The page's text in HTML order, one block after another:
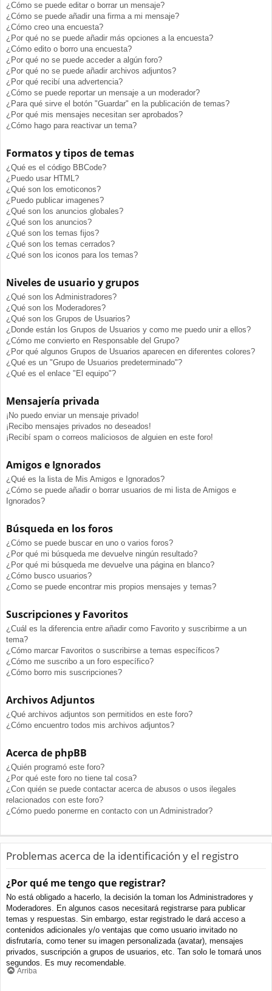
¿Cómo se puede editar o borrar un mensaje?
¿Cómo se puede añadir una firma a mi mensaje?
¿Cómo creo una encuesta?
¿Por qué no se puede añadir más opciones a la encuesta?
¿Cómo edito o borro una encuesta?
¿Por qué no se puede acceder a algún foro?
¿Por qué no se puede añadir archivos adjuntos?
¿Por qué recibí una advertencia?
¿Cómo se puede reportar un mensaje a un moderador?
¿Para qué sirve el botón "Guardar" en la publicación de temas?
¿Por qué mis mensajes necesitan ser aprobados?
¿Cómo hago para reactivar un tema?
Formatos y tipos de temas
¿Qué es el código BBCode?
¿Puedo usar HTML?
¿Qué son los emoticonos?
¿Puedo publicar imagenes?
¿Qué son los anuncios globales?
¿Qué son los anuncios?
¿Qué son los temas fijos?
¿Qué son los temas cerrados?
¿Qué son los iconos para los temas?
Niveles de usuario y grupos
¿Qué son los Administradores?
¿Qué son los Moderadores?
¿Qué son los Grupos de Usuarios?
¿Donde están los Grupos de Usuarios y como me puedo unir a ellos?
¿Cómo me convierto en Responsable del Grupo?
¿Por qué algunos Grupos de Usuarios aparecen en diferentes colores?
¿Qué es un "Grupo de Usuarios predeterminado"?
¿Qué es el enlace "El equipo"?
Mensajería privada
¡No puedo enviar un mensaje privado!
¡Recibo mensajes privados no deseados!
¡Recibí spam o correos maliciosos de alguien en este foro!
Amigos e Ignorados
¿Qué es la lista de Mis Amigos e Ignorados?
¿Cómo se puede añadir o borrar usuarios de mi lista de Amigos e
Ignorados?
Búsqueda en los foros
¿Cómo se puede buscar en uno o varios foros?
¿Por qué mi búsqueda me devuelve ningún resultado?
¿Por qué mi búsqueda me devuelve una página en blanco?
¿Cómo busco usuarios?
¿Como se puede encontrar mis propios mensajes y temas?
Suscripciones y Favoritos
¿Cuál es la diferencia entre añadir como Favorito y suscribirme a un
tema?
¿Cómo marcar Favoritos o suscribirse a temas específicos?
¿Cómo me suscribo a un foro específico?
¿Cómo borro mis suscripciones?
Archivos Adjuntos
¿Qué archivos adjuntos son permitidos en este foro?
¿Cómo encuentro todos mis archivos adjuntos?
Acerca de phpBB
¿Quién programó este foro?
¿Por qué este foro no tiene tal cosa?
¿Con quién se puede contactar acerca de abusos o usos ilegales
relacionados con este foro?
¿Cómo puedo ponerme en contacto con un Administrador?
Problemas acerca de la identificación y el registro
¿Por qué me tengo que registrar?
No está obligado a hacerlo, la decisión la toman los Administradores y
Moderadores. En algunos casos necesitará registrarse para publicar
temas y respuestas. Sin embargo, estar registrado le dará acceso a
contenidos adicionales y/o ventajas que como usuario invitado no
disfrutaría, como tener su imagen personalizada (avatar), mensajes
privados, suscripción a grupos de usuarios, etc. Tan solo le tomará unos
segundos. Es muy recomendable.
Arriba